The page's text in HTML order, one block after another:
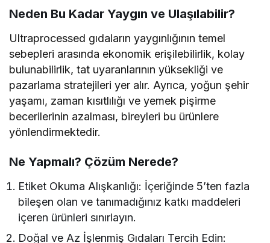
Neden Bu Kadar Yaygın ve Ulaşılabilir?
Ultraprocessed gıdaların yaygınlığının temel
sebepleri arasında ekonomik erişilebilirlik, kolay
bulunabilirlik, tat uyaranlarının yüksekliği ve
pazarlama stratejileri yer alır. Ayrıca, yoğun şehir
yaşamı, zaman kısıtlılığı ve yemek pişirme
becerilerinin azalması, bireyleri bu ürünlere
yönlendirmektedir.
Ne Yapmalı? Çözüm Nerede?
Etiket Okuma Alışkanlığı: İçeriğinde 5’ten fazla
bileşen olan ve tanımadığınız katkı maddeleri
içeren ürünleri sınırlayın.
Doğal ve Az İşlenmiş Gıdaları Tercih Edin: